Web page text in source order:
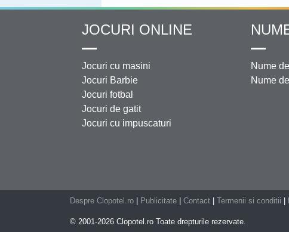
JOCURI ONLINE
Jocuri cu masini
Jocuri Barbie
Jocuri fotbal
Jocuri de gatit
Jocuri cu impuscaturi
Nume
Nume
Despre Clopotel.ro Publicitate Contact Termenii si conditii
© 2001-2026 Clopotel.ro Toate drepturile rezervate.